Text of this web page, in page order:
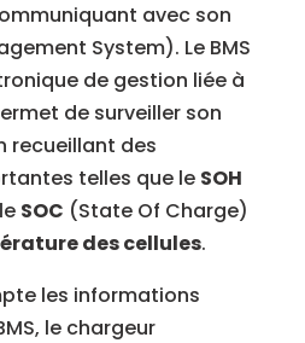
avec son
System). Le BMS
de gestion liée à
de surveiller son
recueillant des
telles que le SOH
SOC (State Of Charge)
des cellules.
les informations
le chargeur